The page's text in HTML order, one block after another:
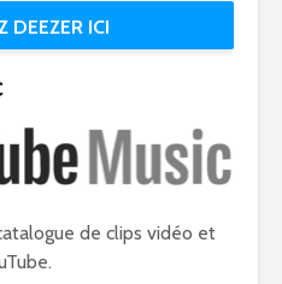
DEEZER ICI
de clips vidéo et